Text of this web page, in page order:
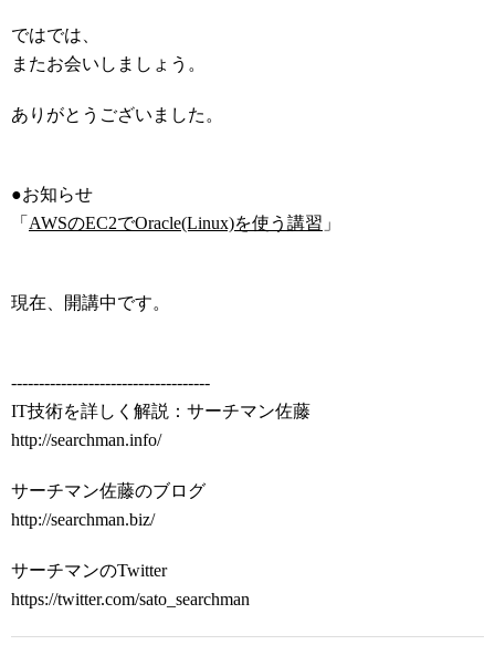
ではでは、
またお会いしましょう。
ありがとうございました。
●お知らせ
「 AWSのEC2でOracle(Linux)を使う講習 」
現在、開講中です。
------------------------------------
IT技術を詳しく解説：サーチマン佐藤
http://searchman.info/
サーチマン佐藤のブログ
http://searchman.biz/
サーチマンのTwitter
https://twitter.com/sato_searchman